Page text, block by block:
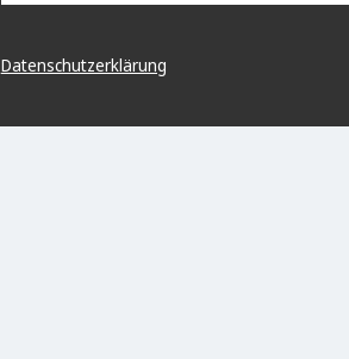
Datenschutzerklärung